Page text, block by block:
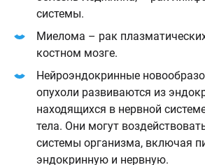
системы.
Миелома – рак
костном мозге.
Нейроэндокринные
опухоли развиваются из
находящихся в нервной
тела. Они могут
системы организма, включая
эндокринную и нервную.